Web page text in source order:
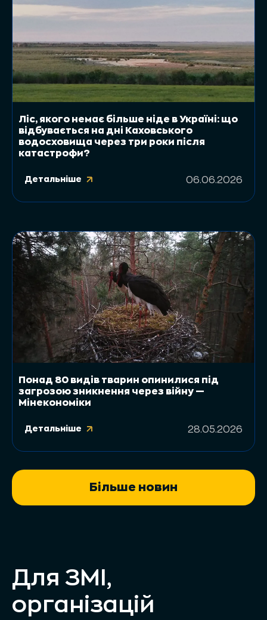
Ліс, якого немає більше ніде в Україні: що
відбувається на дні Каховського
водосховища через три роки після
катастрофи?
Детальніше 06.06.2026
Понад 80 видів тварин опинилися під
загрозою зникнення через війну —
Мінекономіки
Детальніше 28.05.2026
Більше новин
Для ЗМІ,
організацій